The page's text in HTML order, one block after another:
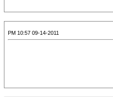
09-14-2011 10:57 PM